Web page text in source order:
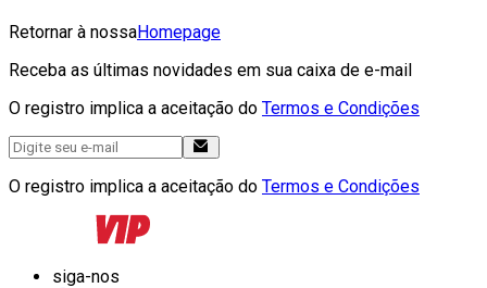
Retornar à nossaHomepage
Receba as últimas novidades em sua caixa de e-mail
O registro implica a aceitação do Termos e Condições
O registro implica a aceitação do Termos e Condições
siga-nos